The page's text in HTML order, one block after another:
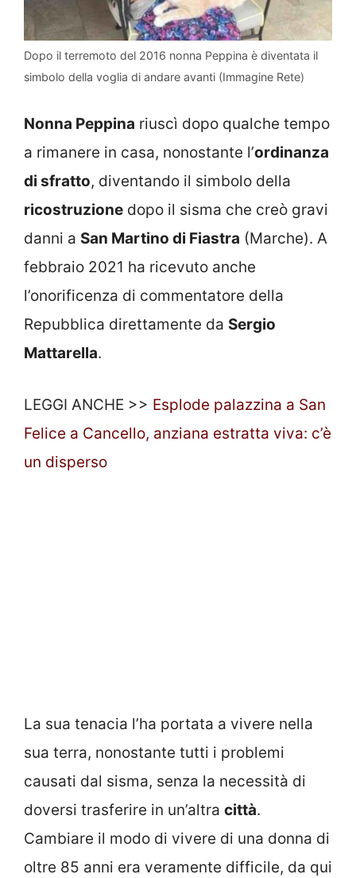
Dopo il terremoto del 2016 nonna Peppina è diventata il
simbolo della voglia di andare avanti (Immagine Rete)
Nonna Peppina riuscì dopo qualche tempo
a rimanere in casa, nonostante l’ordinanza
di sfratto, diventando il simbolo della
ricostruzione dopo il sisma che creò gravi
danni a San Martino di Fiastra (Marche). A
febbraio 2021 ha ricevuto anche
l’onorificenza di commentatore della
Repubblica direttamente da Sergio
Mattarella.
LEGGI ANCHE >> Esplode palazzina a San
Felice a Cancello, anziana estratta viva: c’è
un disperso
La sua tenacia l’ha portata a vivere nella
sua terra, nonostante tutti i problemi
causati dal sisma, senza la necessità di
doversi trasferire in un’altra città.
Cambiare il modo di vivere di una donna di
oltre 85 anni era veramente difficile, da qui